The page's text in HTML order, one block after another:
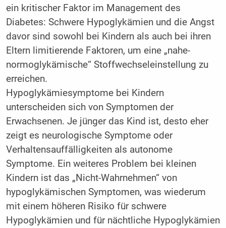
ein kritischer Faktor im Management des
Diabetes: Schwere Hypoglykämien und die Angst
davor sind sowohl bei Kindern als auch bei ihren
Eltern limitierende Faktoren, um eine „nahe-
normoglykämische“ Stoffwechseleinstellung zu
erreichen.
Hypoglykämiesymptome bei Kindern
unterscheiden sich von Symptomen der
Erwachsenen. Je jünger das Kind ist, desto eher
zeigt es neurologische Symptome oder
Verhaltensauffälligkeiten als autonome
Symptome. Ein weiteres Problem bei kleinen
Kindern ist das „Nicht-Wahrnehmen“ von
hypoglykämischen Symptomen, was wiederum
mit einem höheren Risiko für schwere
Hypoglykämien und für nächtliche Hypoglykämien